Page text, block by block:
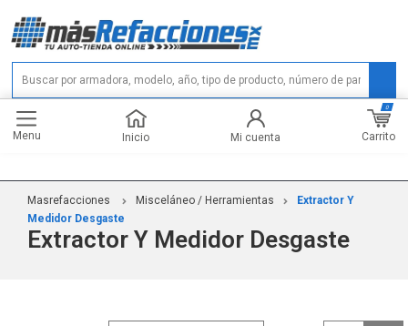
Menu Inicio Mi cuenta Carrito
0
Masrefacciones Misceláneo / Herramientas
Extractor Y
Medidor Desgaste
Extractor Y Medidor Desgaste